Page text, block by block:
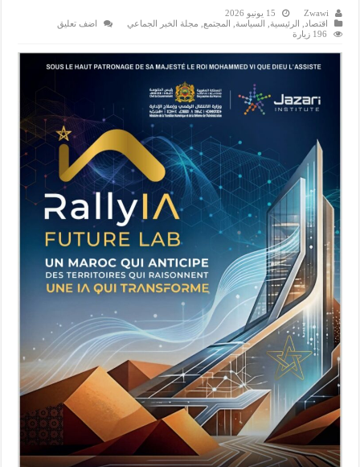
Zwawi
15 يونيو 2026
اقتصاد
الرئيسية السياسة المجتمع مجلة الخبر الجماعي
اضف تعليق
196 زيارة